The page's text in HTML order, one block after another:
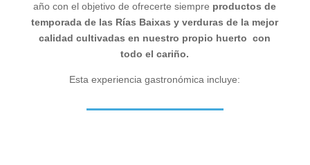
año con el objetivo de ofrecerte siempre productos de
temporada de las Rías Baixas y verduras de la mejor
calidad cultivadas en nuestro propio huerto con
todo el cariño.
Esta experiencia gastronómica incluye: